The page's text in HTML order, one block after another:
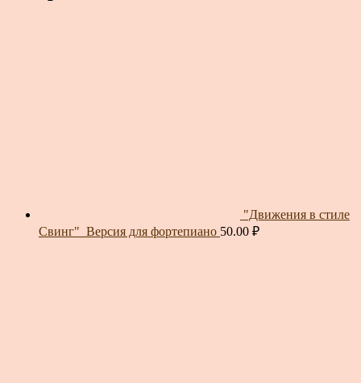
"Движения в стиле
Свинг"_Версия для фортепиано 50.00 ₽